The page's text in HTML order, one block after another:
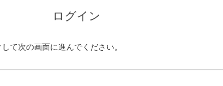
ログイン
て次の画面に進んでください。